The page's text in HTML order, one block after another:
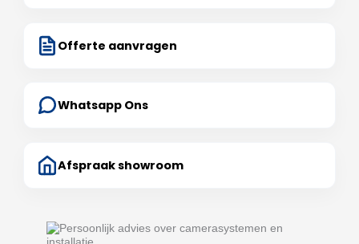
Offerte aanvragen
Whatsapp Ons
Afspraak showroom